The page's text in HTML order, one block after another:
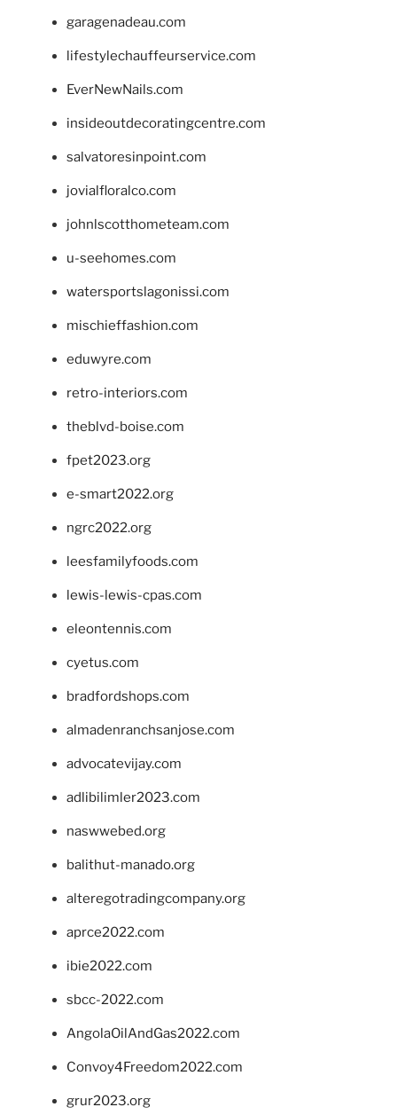
garagenadeau.com
lifestylechauffeurservice.com
EverNewNails.com
insideoutdecoratingcentre.com
salvatoresinpoint.com
jovialfloralco.com
johnlscotthometeam.com
u-seehomes.com
watersportslagonissi.com
mischieffashion.com
eduwyre.com
retro-interiors.com
theblvd-boise.com
fpet2023.org
e-smart2022.org
ngrc2022.org
leesfamilyfoods.com
lewis-lewis-cpas.com
eleontennis.com
cyetus.com
bradfordshops.com
almadenranchsanjose.com
advocatevijay.com
adlibilimler2023.com
naswwebed.org
balithut-manado.org
alteregotradingcompany.org
aprce2022.com
ibie2022.com
sbcc-2022.com
AngolaOilAndGas2022.com
Convoy4Freedom2022.com
grur2023.org